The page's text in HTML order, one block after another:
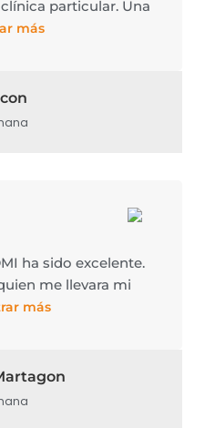
particular. Una
más
ha sido excelente.
me llevara mi
más